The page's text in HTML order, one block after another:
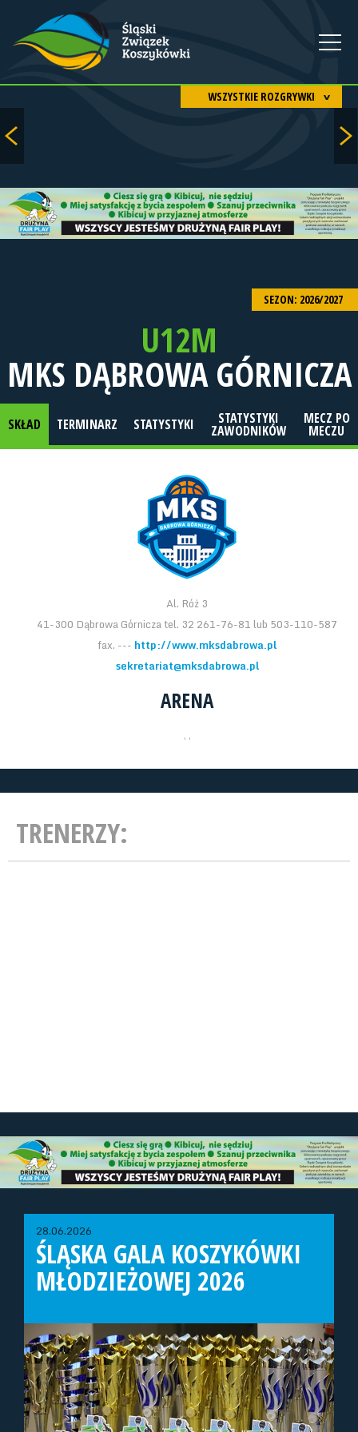
WSZYSTKIE ROZGRYWKI
SEZON: 2026/2027
U12M
MKS DĄBROWA GÓRNICZA
SKŁAD TERMINARZ STATYSTYKI STATYSTYKI
ZAWODNIKÓW
MECZ PO
MECZU
Al. Róż 3
41-300 Dąbrowa Górnicza tel. 32 261-76-81 lub 503-110-587
fax. --- http://www.mksdabrowa.pl
sekretariat@mksdabrowa.pl
ARENA
, ,
TRENERZY:
28.06.2026
ŚLĄSKA GALA KOSZYKÓWKI
MŁODZIEŻOWEJ 2026